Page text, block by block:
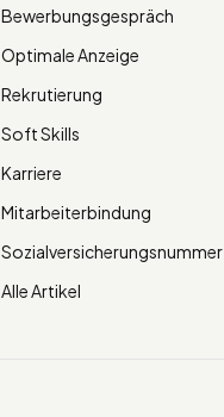
Bewerbungsgespräch
Optimale Anzeige
Rekrutierung
Soft Skills
Karriere
Mitarbeiterbindung
Sozialversicherungsnummer
Alle Artikel